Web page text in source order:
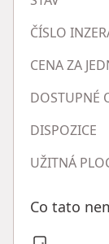
ČÍSLO
CENA ZA
DOSTUPNÉ
DISPOZICE
UŽITNÁ
Co tato